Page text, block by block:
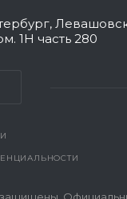
1Н часть 280